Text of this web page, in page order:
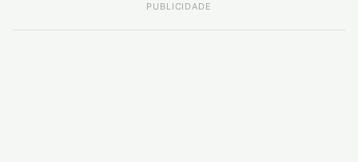
PUBLICIDADE